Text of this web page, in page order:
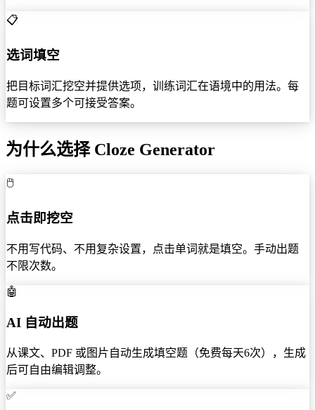
📋
选词填空
把目标词汇挖空并提供选项，训练词汇在语境中的用法。每
题可设置多个可接受答案。
为什么选择 Cloze Generator
🖱️
点击即挖空
不用写代码、不用复杂设置，点击单词就是填空。手动出题
不限次数。
🤖
AI 自动出题
从课文、PDF 或图片自动生成填空题（免费每天6次），生成
后可自由编辑调整。
✅